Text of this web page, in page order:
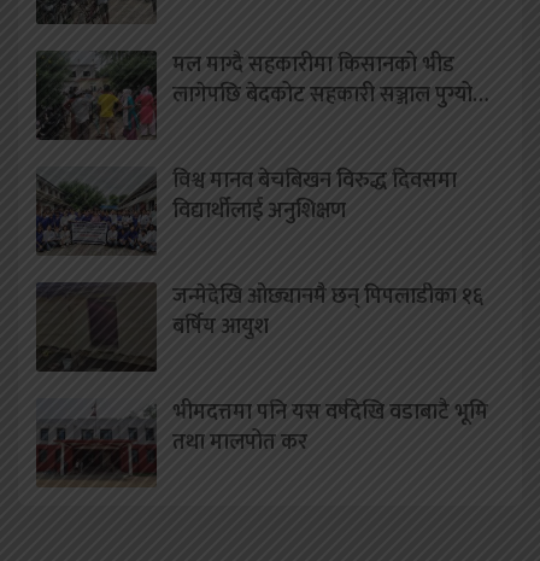
मल माग्दै सहकारीमा किसानको भीड
लागेपछि बेदकोट सहकारी सञ्जाल पुग्यो…
विश्व मानव बेचबिखन विरुद्ध दिवसमा
विद्यार्थीलाई अनुशिक्षण
जन्मेदेखि ओछ्यानमै छन् पिपलाडीका १६
बर्षिय आयुश
भीमदत्तमा पनि यस वर्षदेखि वडाबाटै भूमि
तथा मालपोत कर